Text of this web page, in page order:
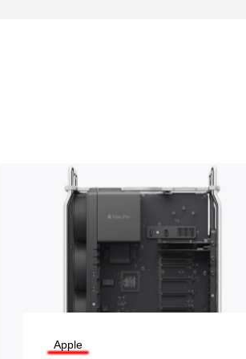
Apple